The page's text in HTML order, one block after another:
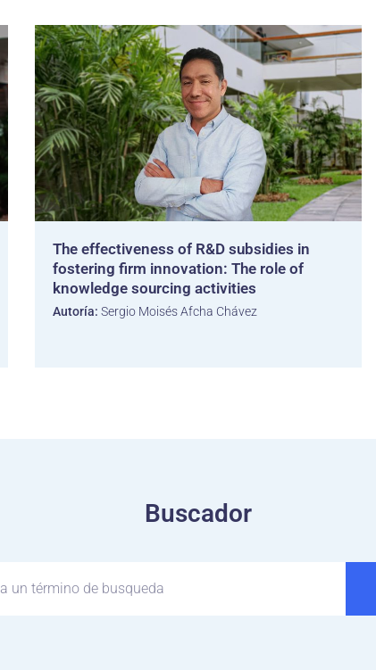
The effectiveness of R&D subsidies in
fostering firm innovation: The role of
knowledge sourcing activities
Autoría: Sergio Moisés Afcha Chávez
Buscador